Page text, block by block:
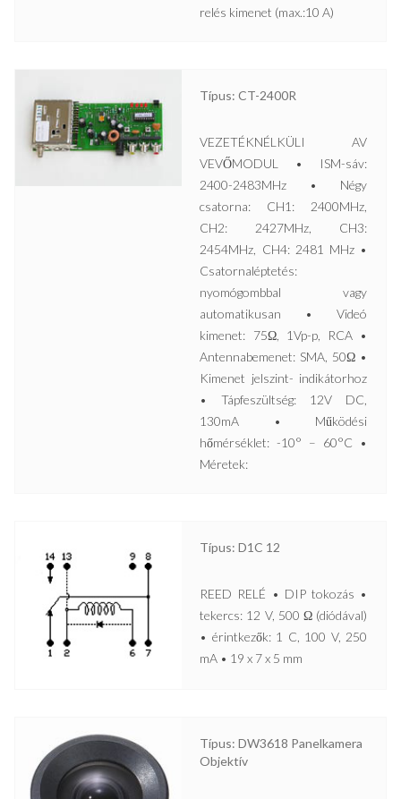
relés kimenet (max.:10 A)
Típus: CT-2400R
VEZETÉKNÉLKÜLI AV
VEVŐMODUL • ISM-sáv:
2400-2483MHz • Négy
csatorna: CH1: 2400MHz,
CH2: 2427MHz, CH3:
2454MHz, CH4: 2481 MHz •
Csatornaléptetés:
nyomógombbal vagy
automatikusan • Videó
kimenet: 75Ω, 1Vp-p, RCA •
Antennabemenet: SMA, 50Ω •
Kimenet jelszint- indikátorhoz
• Tápfeszültség: 12V DC,
130mA • Működési
hőmérséklet: -10° – 60°C •
Méretek:
Típus: D1C 12
REED RELÉ • DIP tokozás •
tekercs: 12 V, 500 Ω (diódával)
• érintkezők: 1 C, 100 V, 250
mA • 19 x 7 x 5 mm
Típus: DW3618 Panelkamera
Objektív